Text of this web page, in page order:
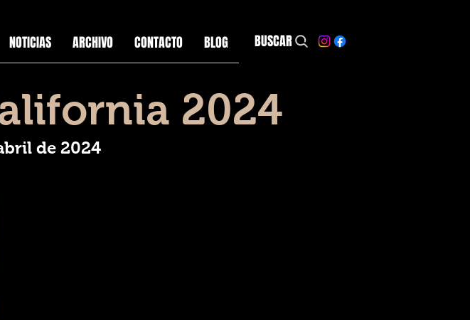
NOTICIAS ARCHIVO CONTACTO BLOG BUSCAR
2024
de 2024